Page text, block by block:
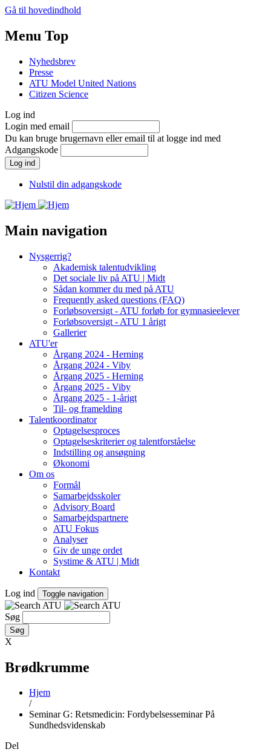
Gå til hovedindhold
Menu Top
Nyhedsbrev
Presse
ATU Model United Nations
Citizen Science
Log ind
Login med email
Du kan bruge brugernavn eller email til at logge ind med
Adgangskode
Nulstil din adgangskode
Main navigation
Nysgerrig?
Akademisk talentudvikling
Det sociale liv på ATU | Midt
Sådan kommer du med på ATU
Frequently asked questions (FAQ)
Forløbsoversigt - ATU forløb for gymnasieelever
Forløbsoversigt - ATU 1 årigt
Gallerier
ATU'er
Årgang 2024 - Herning
Årgang 2024 - Viby
Årgang 2025 - Herning
Årgang 2025 - Viby
Årgang 2025 - 1-årigt
Til- og framelding
Talentkoordinator
Optagelsesproces
Optagelseskriterier og talentforståelse
Indstilling og ansøgning
Økonomi
Om os
Formål
Samarbejdsskoler
Advisory Board
Samarbejdspartnere
ATU Fokus
Analyser
Giv de unge ordet
Systime & ATU | Midt
Kontakt
Log ind Toggle navigation
Søg
X
Brødkrumme
Hjem
/
Seminar G: Retsmedicin: Fordybelsesseminar På
Sundhedsvidenskab
Del